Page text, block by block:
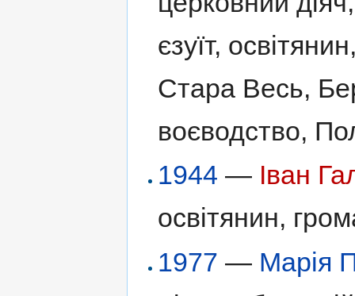
єзуїт,
Стара Весь,
воєводство,
1944 — Іван
освітянин,
1977 — Марія